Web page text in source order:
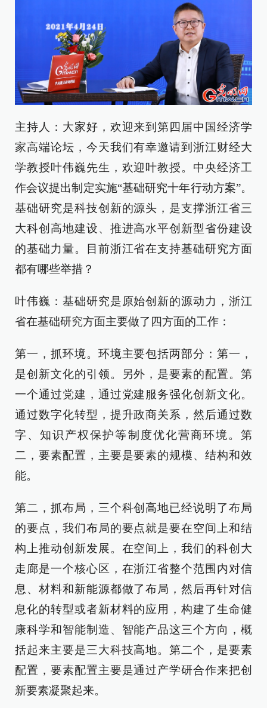
主持人：大家好，欢迎来到第四届中国经济学
家高端论坛，今天我们有幸邀请到浙江财经大
学教授叶伟巍先生，欢迎叶教授。中央经济工
作会议提出制定实施“基础研究十年行动方案”。
基础研究是科技创新的源头，是支撑浙江省三
大科创高地建设、推进高水平创新型省份建设
的基础力量。目前浙江省在支持基础研究方面
都有哪些举措？
叶伟巍：基础研究是原始创新的源动力，浙江
省在基础研究方面主要做了四方面的工作：
第一，抓环境。环境主要包括两部分：第一，
是创新文化的引领。另外，是要素的配置。第
一个通过党建，通过党建服务强化创新文化。
通过数字化转型，提升政商关系，然后通过数
字、知识产权保护等制度优化营商环境。第
二，要素配置，主要是要素的规模、结构和效
能。
第二，抓布局，三个科创高地已经说明了布局
的要点，我们布局的要点就是要在空间上和结
构上推动创新发展。在空间上，我们的科创大
走廊是一个核心区，在浙江省整个范围内对信
息、材料和新能源都做了布局，然后再针对信
息化的转型或者新材料的应用，构建了生命健
康科学和智能制造、智能产品这三个方向，概
括起来主要是三大科技高地。第二个，是要素
配置，要素配置主要是通过产学研合作来把创
新要素凝聚起来。